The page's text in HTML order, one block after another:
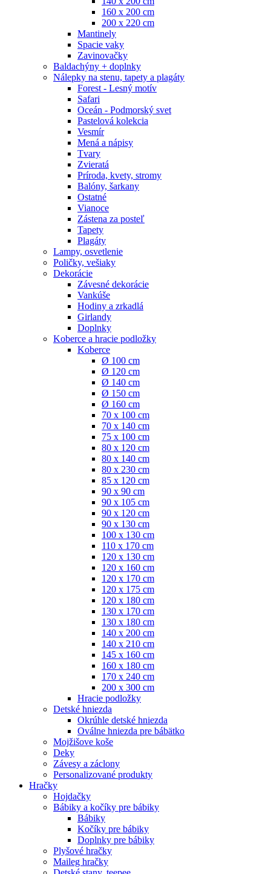
160 x 200 cm
200 x 220 cm
Mantinely
Spacie vaky
Zavinovačky
Baldachýny + doplnky
Nálepky na stenu, tapety a plagáty
Forest - Lesný motív
Safari
Oceán - Podmorský svet
Pastelová kolekcia
Vesmír
Mená a nápisy
Tvary
Zvieratá
Príroda, kvety, stromy
Balóny, šarkany
Ostatné
Vianoce
Zástena za posteľ
Tapety
Plagáty
Lampy, osvetlenie
Poličky, vešiaky
Dekorácie
Závesné dekorácie
Vankúše
Hodiny a zrkadlá
Girlandy
Doplnky
Koberce a hracie podložky
Koberce
Ø 100 cm
Ø 120 cm
Ø 140 cm
Ø 150 cm
Ø 160 cm
70 x 100 cm
70 x 140 cm
75 x 100 cm
80 x 120 cm
80 x 140 cm
80 x 230 cm
85 x 120 cm
90 x 90 cm
90 x 105 cm
90 x 120 cm
90 x 130 cm
100 x 130 cm
110 x 170 cm
120 x 130 cm
120 x 160 cm
120 x 170 cm
120 x 175 cm
120 x 180 cm
130 x 170 cm
130 x 180 cm
140 x 200 cm
140 x 210 cm
145 x 160 cm
160 x 180 cm
170 x 240 cm
200 x 300 cm
Hracie podložky
Detské hniezda
Okrúhle detské hniezda
Oválne hniezda pre bábätko
Mojžišove koše
Deky
Závesy a záclony
Personalizované produkty
Hračky
Hojdačky
Bábiky a kočíky pre bábiky
Bábiky
Kočíky pre bábiky
Doplnky pre bábiky
Plyšové hračky
Maileg hračky